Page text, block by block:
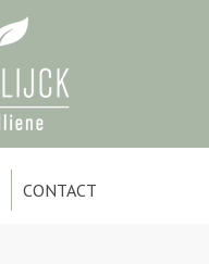
CONTACT